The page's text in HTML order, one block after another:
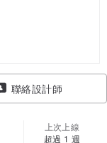
聯絡設計師
上次上線
超過 1 週